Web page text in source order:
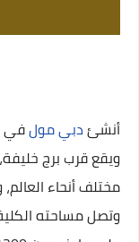
أنشئدبي مول
ويقع قرب برج
مختلف أنحاء